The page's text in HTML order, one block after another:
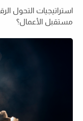
مستقبل الأعمال؟